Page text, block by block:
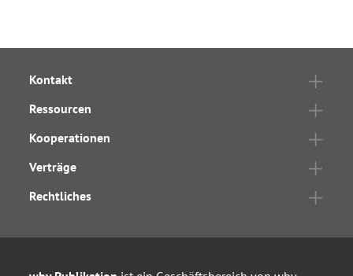
Kontakt
Ressourcen
Kooperationen
Verträge
Rechtliches